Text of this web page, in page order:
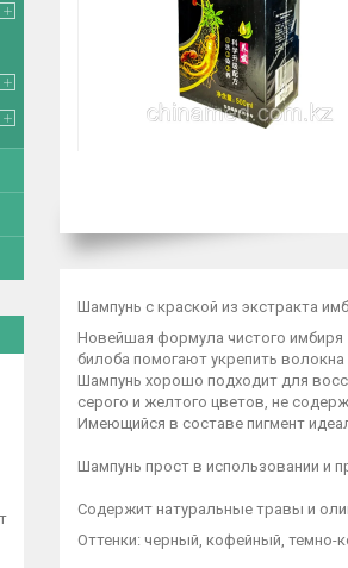
Шампунь с краской из экстракта
Новейшая формула чистого имбиря
билоба помогают укрепить
Шампунь хорошо подходит для
серого и желтого цветов, не
Имеющийся в составе пигмент
Шампунь прост в использовании и
Содержит натуральные травы и
Оттенки: черный, кофейный, темно-